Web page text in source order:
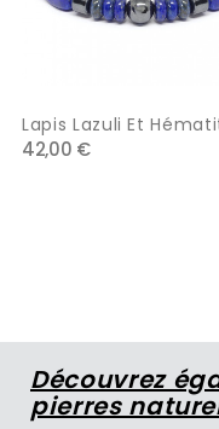
Lapis Lazuli Et
42,00 €
Découvrez
pierres